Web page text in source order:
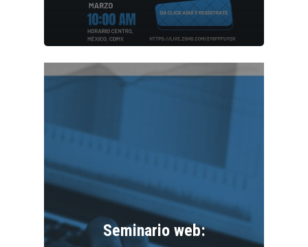
Seminario web: